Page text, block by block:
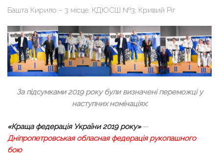
Башта Кирило – 3 місце, КДЮСШ №3, Кривий Ріг
За підсумками 2019 року були визначені переможці у
наступних номінаціях:
«Краща федерація України 2019 року» —
Дніпропетровськая обласная федерація рукопашного
бою